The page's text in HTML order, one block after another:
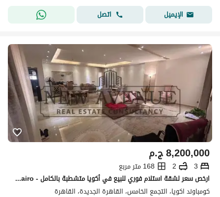
الإيميل
اتصل
ج.م8,200,000
3
2
168 متر مربع
ارخص سعر لشقة استلام فوري للبيع في أكويا متشطبة بالكامل - Akoya 5th Settlement New Cairo
كومباوند اكويا، التجمع الخامس، القاهرة الجديدة، القاهرة